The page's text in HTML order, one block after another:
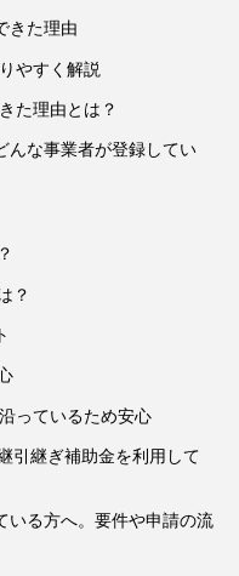
きた理由
やすく解説
た理由とは？
んな事業者が登録してい
？
っているため安心
引継ぎ補助金を利用して
いる方へ。要件や申請の流